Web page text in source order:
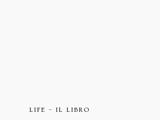
LIFE – IL LIBRO